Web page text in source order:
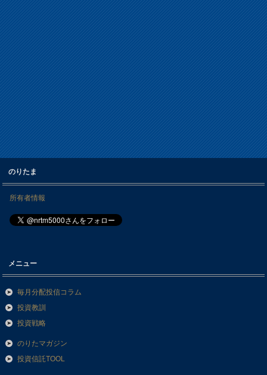
のりたま
所有者情報
メニュー
毎月分配投信コラム
投資教訓
投資戦略
のりたマガジン
投資信託TOOL